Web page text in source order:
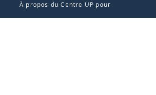
À propos du Centre UP pour